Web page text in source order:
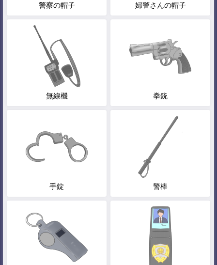
警察の帽子 婦警さんの帽子
無線機 拳銃
手錠 警棒